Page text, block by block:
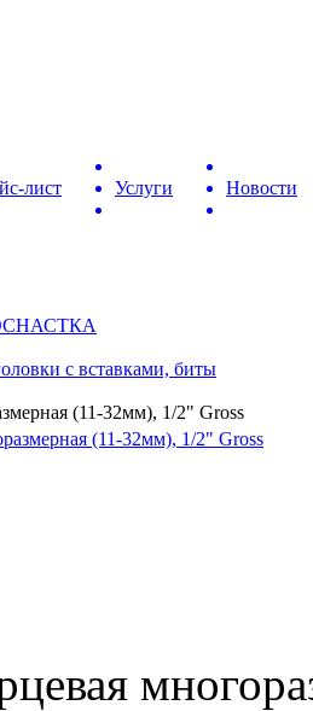
лист Услуги Новости
с вставками, биты
(11-32мм), 1/2" Gross